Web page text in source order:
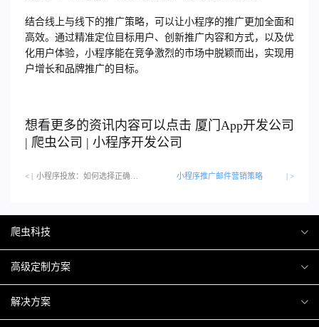
结合线上与线下的推广策略，可以让小程序的推广更加全面和
高效。通过精准定位目标用户、创新推广内容和方式，以及优
化用户体验，小程序能在竞争激烈的市场中脱颖而出，实现用
户增长和品牌推广的目标。
想看更多的资讯内容可以点击 厦门 App开发公司
| 爬虫公司 | 小程序开发公司
< | 小程序推广邮件营销策略 | >
爬虫科技
爬虫案例
关于爬虫
高级定制方案
H5互动营销
解决方案